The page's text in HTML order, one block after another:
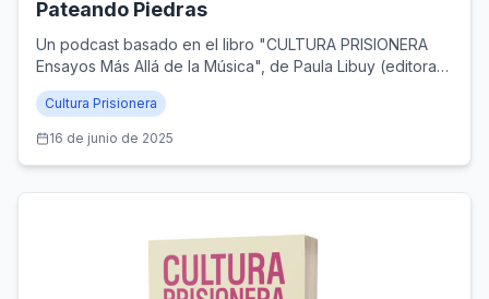
Pateando Piedras
Un podcast basado en el libro "CULTURA PRISIONERA
Ensayos Más Allá de la Música", de Paula Libuy (editora),
y publicado por Santiago Ander Editorial (Santiago de
Chile, 2024)
Cultura Prisionera
16 de junio de 2025